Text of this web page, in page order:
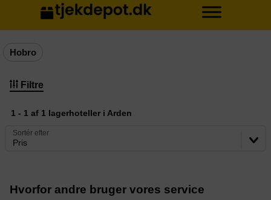
Hobro
Filtre
1 - 1 af 1 lagerhoteller i Arden
Pris
Sortér efter
Hvorfor andre bruger vores service